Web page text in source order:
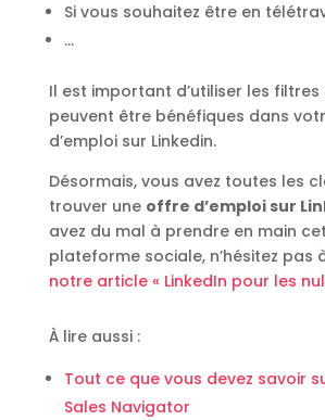
Si vous souhaitez être en
…
Il est important d’utiliser les filtres
peuvent être bénéfiques dans
d’emploi sur Linkedin.
Désormais, vous avez toutes les
trouver une offre d’emploi sur
avez du mal à prendre en main
plateforme sociale, n’hésitez pas
notre article « LinkedIn pour les
À lire aussi :
Tout ce que vous devez savoir
Sales Navigator